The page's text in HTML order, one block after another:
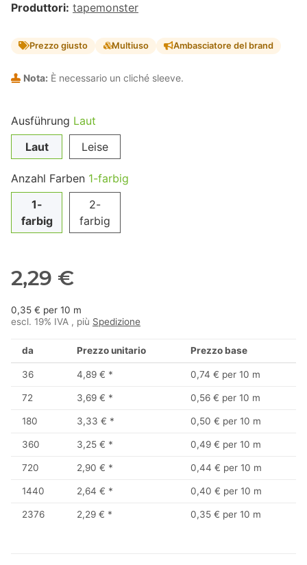
Produttori: tapemonster
Prezzo giusto Multiuso Ambasciatore del brand
Nota: È necessario un cliché sleeve.
Ausführung Laut
Laut
Leise
Anzahl Farben 1-farbig
1-
farbig
2-
farbig
2,29 €
0,35 € per 10 m
escl. 19% IVA , più Spedizione
da Prezzo unitario Prezzo base
36 4,89 € * 0,74 € per 10 m
72 3,69 € * 0,56 € per 10 m
180 3,33 € * 0,50 € per 10 m
360 3,25 € * 0,49 € per 10 m
720 2,90 € * 0,44 € per 10 m
1440 2,64 € * 0,40 € per 10 m
2376 2,29 € * 0,35 € per 10 m